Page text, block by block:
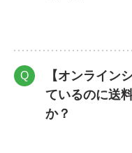
Q
【オンライン
ているのに送
か？